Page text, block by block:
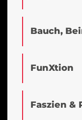
Bauch,
FunXtion
Faszien &